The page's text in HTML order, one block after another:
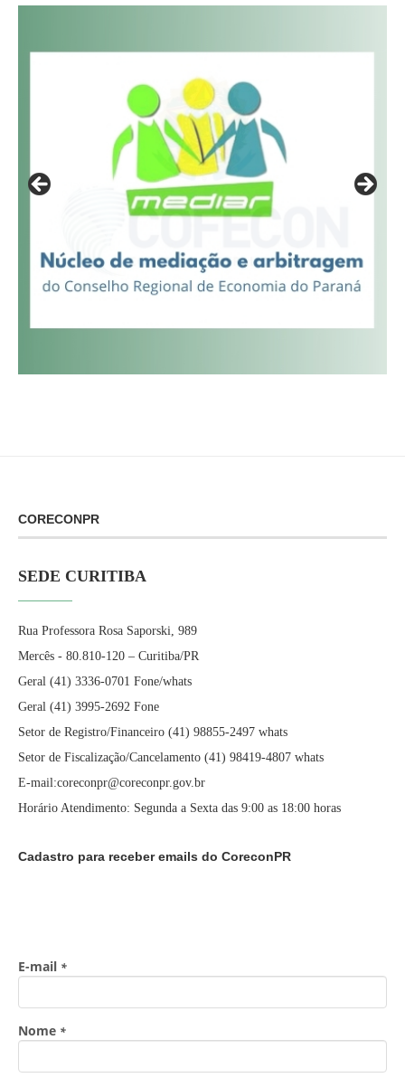
CORECONPR
SEDE CURITIBA
Rua Professora Rosa Saporski, 989
Mercês - 80.810-120 – Curitiba/PR
Geral (41) 3336-0701 Fone/whats
Geral (41) 3995-2692 Fone
Setor de Registro/Financeiro (41) 98855-2497 whats
Setor de Fiscalização/Cancelamento (41) 98419-4807 whats
E-mail:coreconpr@coreconpr.gov.br
Horário Atendimento: Segunda a Sexta das 9:00 as 18:00 horas
Cadastro para receber emails do CoreconPR